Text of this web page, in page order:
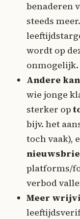
benaderen
steeds
wordt op
onmogelijk.
Andere
wie jonge
sterker op
bijv. het
toch vaak),
platforms/
verbod
Meer